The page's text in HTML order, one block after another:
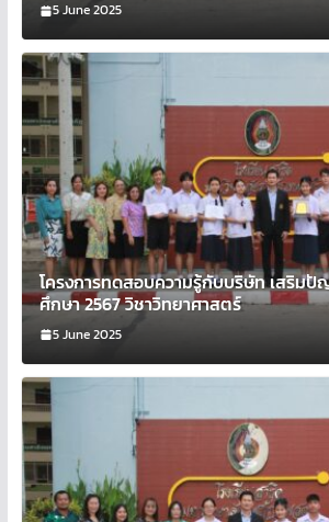
5 June 2025
โครงการทดสอบความรู้กับบริษัท เสริมปั
ศึกษา 2567 วิชาวิทยาศาสตร์
5 June 2025